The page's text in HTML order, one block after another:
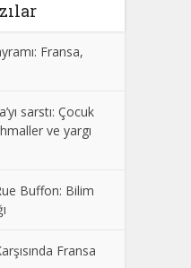
Fransa,
sarstı: Çocuk
ve yargı
Buffon: Bilim
Fransa